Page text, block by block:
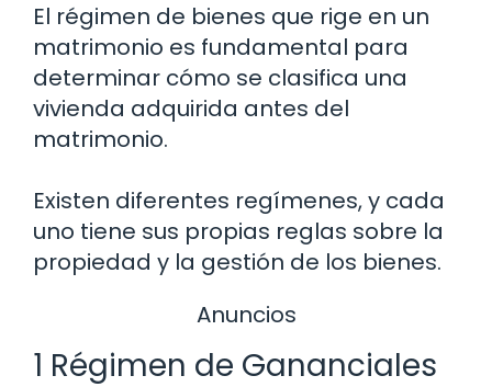
El régimen de bienes que rige en un
matrimonio es fundamental para
determinar cómo se clasifica una
vivienda adquirida antes del
matrimonio.
Existen diferentes regímenes, y cada
uno tiene sus propias reglas sobre la
propiedad y la gestión de los bienes.
Anuncios
1 Régimen de Gananciales